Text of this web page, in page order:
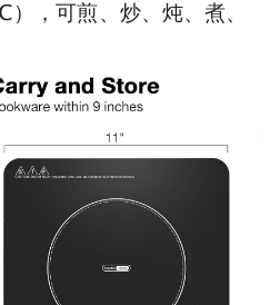
，可煎、炒、炖、煮、